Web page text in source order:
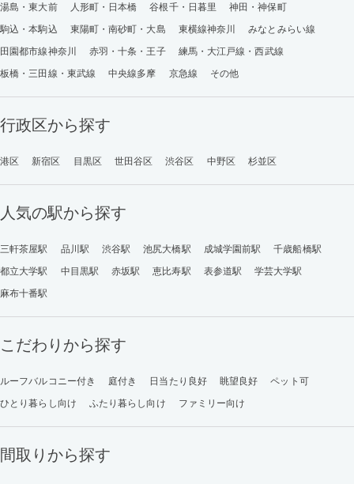
湯島・東大前
人形町・日本橋 谷根千・日暮里
神田・神保町
駒込・本駒込
東陽町・南砂町・大島 東横線神奈川
みなとみらい線
田園都市線神奈川
赤羽・十条・王子
練馬・大江戸線・西武線
板橋・三田線・東武線
中央線多摩 京急線 その他
行政区から探す
港区 新宿区 目黒区 世田谷区 渋谷区 中野区 杉並区
人気の駅から探す
三軒茶屋駅 品川駅 渋谷駅 池尻大橋駅 成城学園前駅
千歳船橋駅
都立大学駅
中目黒駅 赤坂駅 恵比寿駅 表参道駅
学芸大学駅
麻布十番駅
こだわりから探す
ルーフバルコニー付き 庭付き 日当たり良好 眺望良好
ペット可
ひとり暮らし向け
ふたり暮らし向け ファミリー向け
間取りから探す